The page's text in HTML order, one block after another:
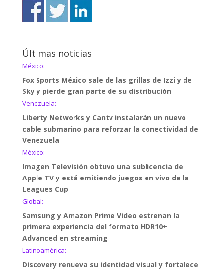
Últimas noticias
México:
Fox Sports México sale de las grillas de Izzi y de
Sky y pierde gran parte de su distribución
Venezuela:
Liberty Networks y Cantv instalarán un nuevo
cable submarino para reforzar la conectividad de
Venezuela
México:
Imagen Televisión obtuvo una sublicencia de
Apple TV y está emitiendo juegos en vivo de la
Leagues Cup
Global:
Samsung y Amazon Prime Video estrenan la
primera experiencia del formato HDR10+
Advanced en streaming
Latinoamérica:
Discovery renueva su identidad visual y fortalece